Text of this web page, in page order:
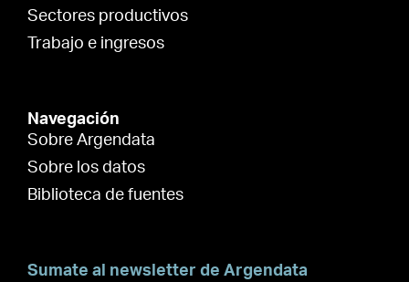
Sectores productivos
Trabajo e ingresos
Navegación
Sobre Argendata
Sobre los datos
Biblioteca de fuentes
Sumate al newsletter de Argendata